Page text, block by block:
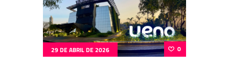
29 DE ABRIL DE 2026 0